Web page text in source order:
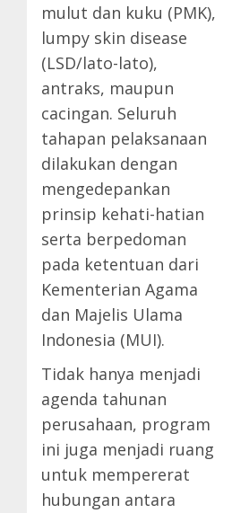
mulut dan kuku (PMK),
lumpy skin disease
(LSD/lato-lato),
antraks, maupun
cacingan. Seluruh
tahapan pelaksanaan
dilakukan dengan
mengedepankan
prinsip kehati-hatian
serta berpedoman
pada ketentuan dari
Kementerian Agama
dan Majelis Ulama
Indonesia (MUI).
Tidak hanya menjadi
agenda tahunan
perusahaan, program
ini juga menjadi ruang
untuk mempererat
hubungan antara